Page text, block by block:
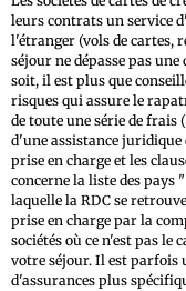
leurs contrats un service
l'étranger (vols de cartes,
séjour ne dépasse pas
soit, il est plus que
risques qui assure le
de toute une série de frais
d'une assistance
prise en charge et les
concerne la liste des pays
laquelle la RDC se
prise en charge par la
sociétés où ce n'est pas le
votre séjour. Il est parfois
d'assurances plus